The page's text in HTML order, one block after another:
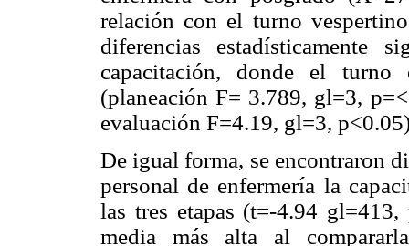
relación con el turno
diferencias estadísticamente
capacitación, donde el turno
(planeación F= 3.789, gl=3,
evaluación F=4.19, gl=3,
De igual forma, se encontraron
personal de enfermería la
las tres etapas (t=-4.94
media más alta al